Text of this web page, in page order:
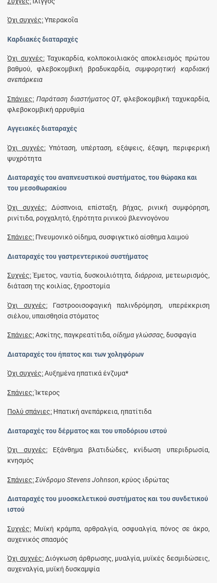
Όχι συχνές:Υπερακοΐα
Καρδιακές διαταραχές
Όχι συχνές:Ταχυκαρδία, κολποκοιλιακός αποκλεισμός πρώτου
βαθμού, φλεβοκομβική βραδυκαρδία, συμφορητική καρδιακή
ανεπάρκεια
Σπάνιες: Παράταση διαστήματος QT, φλεβοκομβική ταχυκαρδία,
φλεβοκομβική αρρυθμία
Αγγειακές διαταραχές
Όχι συχνές:Υπόταση, υπέρταση, εξάψεις, έξαψη, περιφερική
ψυχρότητα
Διαταραχές του αναπνευστικού συστήματος, του θώρακα και
του μεσοθωρακίου
Όχι συχνές: Δύσπνοια, επίσταξη, βήχας, ρινική συμφόρηση,
ρινίτιδα, ρογχαλητό, ξηρότητα ρινικού βλεννογόνου
Σπάνιες: Πνευμονικό οίδημα, συσφιγκτικό αίσθημα λαιμού
Διαταραχές του γαστρεντερικού συστήματος
Συχνές:Έμετος, ναυτία, δυσκοιλιότητα,διάρροια, μετεωρισμός,
διάταση της κοιλίας, ξηροστομία
Όχι συχνές:Γαστροοισοφαγική παλινδρόμηση, υπερέκκριση
σιέλου, υπαισθησία στόματος
Σπάνιες:Ασκίτης, παγκρεατίτιδα,οίδημα γλώσσας, δυσφαγία
Διαταραχές του ήπατος και των χοληφόρων
Όχι συχνές:Aυξημένα ηπατικά ένζυμα*
Σπάνιες:Ίκτερος
Πολύ σπάνιες: Ηπατική ανεπάρκεια, ηπατίτιδα
Διαταραχές του δέρματος και του υποδόριου ιστού
Όχι συχνές:Εξάνθημα βλατιδώδες, κνίδωση υπεριδρωσία,
κνησμός
Σπάνιες:Σύνδρομο Stevens Johnson, κρύος ιδρώτας
Διαταραχές του μυοσκελετικού συστήματος και του συνδετικού
ιστού
Συχνές: Μυϊκή κράμπα, αρθραλγία, οσφυαλγία, πόνος σε άκρο,
αυχενικός σπασμός
Όχι συχνές:Διόγκωση άρθρωσης, μυαλγία, μυϊκές δεσμιδώσεις,
αυχεναλγία, μυϊκή δυσκαμψία